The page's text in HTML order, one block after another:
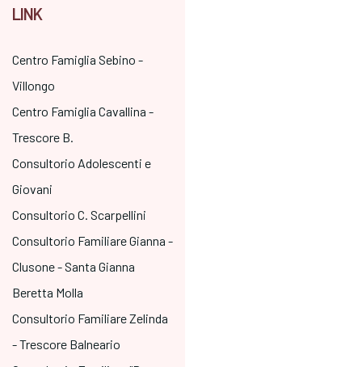
LINK
Centro Famiglia Sebino -
Villongo
Centro Famiglia Cavallina -
Trescore B.
Consultorio Adolescenti e
Giovani
Consultorio C. Scarpellini
Consultorio Familiare Gianna -
Clusone - Santa Gianna
Beretta Molla
Consultorio Familiare Zelinda
- Trescore Balneario